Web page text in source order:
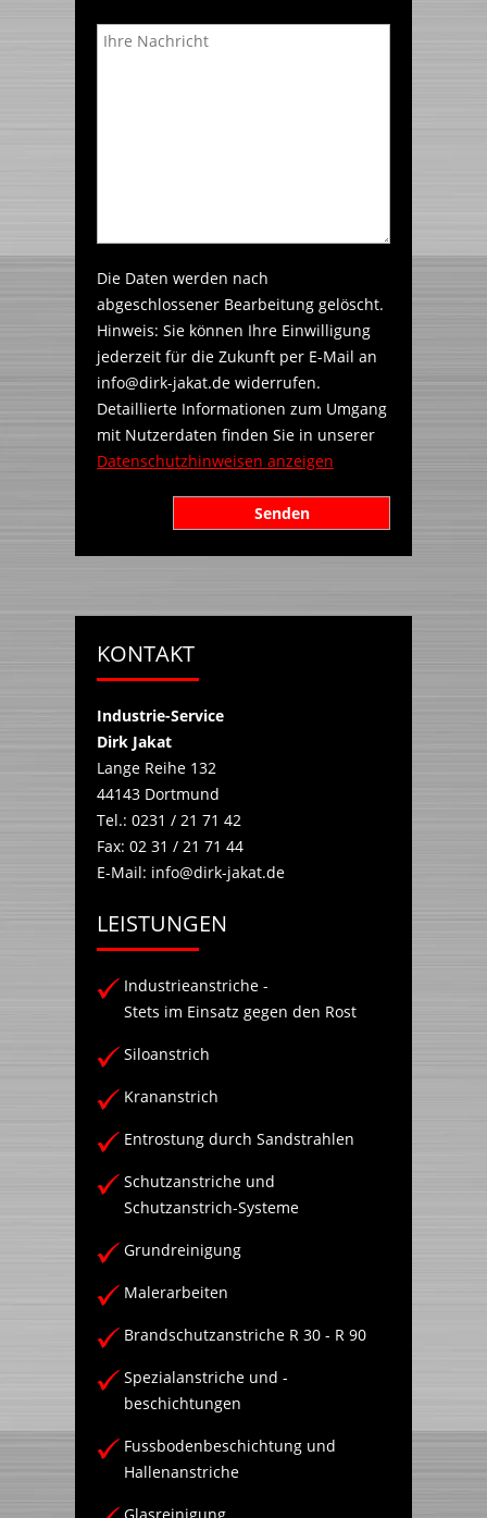
Die Daten werden nach
abgeschlossener Bearbeitung gelöscht.
Hinweis: Sie können Ihre Einwilligung
jederzeit für die Zukunft per E-Mail an
info@dirk-jakat.de widerrufen.
Detaillierte Informationen zum Umgang
mit Nutzerdaten finden Sie in unserer
Datenschutzhinweisen anzeigen
KONTAKT
Industrie-Service
Dirk Jakat
Lange Reihe 132
44143 Dortmund
Tel.: 0231 / 21 71 42
Fax: 02 31 / 21 71 44
E-Mail: info@dirk-jakat.de
LEISTUNGEN
Industrieanstriche -
Stets im Einsatz gegen den Rost
Siloanstrich
Krananstrich
Entrostung durch Sandstrahlen
Schutzanstriche und
Schutzanstrich-Systeme
Grundreinigung
Malerarbeiten
Brandschutzanstriche R 30 - R 90
Spezialanstriche und -
beschichtungen
Fussbodenbeschichtung und
Hallenanstriche